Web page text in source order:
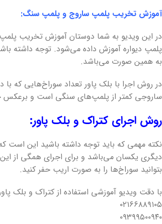
آموزش تخریب پلمپ ساروج و پلمپ سنگ:
در این ویدیو به شما دوستان آموزش تخریب
پلمپ دیواره آموزش داده می‌شود. توجه داشته
به همین صورت می‌باشد.
در روش اجرا با بلک پاور تعداد سوراخ‌هایی که
ساروجی کمتر از پلمپ‌های سنگی است و برعکس
روش اجرای کتراک و بلک پاور:
دیگری یکسان می‌باشد و برای اجرای همگی از
بتوانید سوراخ‌ها را به صورت اریب حفر کنید.
با دقت ویدیو آموزشی استفاده از کتراک و بلک
۰۲۱۶۶۸۸۹۱۰۵
۰۹۳۹۹۵۰۰۹۴۰